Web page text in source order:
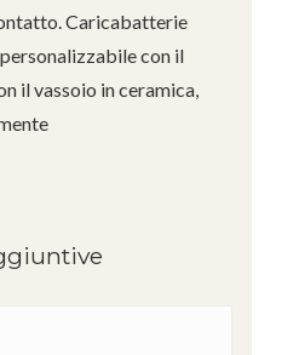
Caricabatterie
con il
il vassoio in ceramica,